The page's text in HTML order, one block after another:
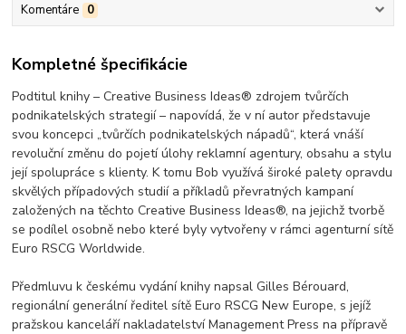
Komentáre 0
Kompletné špecifikácie
Podtitul knihy – Creative Business Ideas® zdrojem tvůrčích
podnikatelských strategií – napovídá, že v ní autor představuje
svou koncepci „tvůrčích podnikatelských nápadů“, která vnáší
revoluční změnu do pojetí úlohy reklamní agentury, obsahu a stylu
její spolupráce s klienty. K tomu Bob využívá široké palety opravdu
skvělých případových studií a příkladů převratných kampaní
založených na těchto Creative Business Ideas®, na jejichž tvorbě
se podílel osobně nebo které byly vytvořeny v rámci agenturní sítě
Euro RSCG Worldwide.
Předmluvu k českému vydání knihy napsal Gilles Bérouard,
regionální generální ředitel sítě Euro RSCG New Europe, s jejíž
pražskou kanceláří nakladatelství Management Press na přípravě